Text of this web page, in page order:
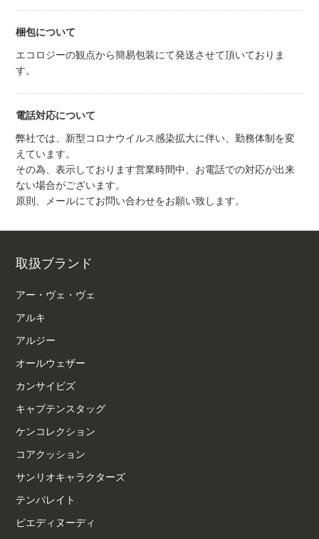
梱包について
エコロジーの観点から簡易包装にて発送させて頂いておりま
す。
電話対応について
弊社では、新型コロナウイルス感染拡大に伴い、勤務体制を変
えています。
その為、表示しております営業時間中、お電話での対応が出来
ない場合がございます。
原則、メールにてお問い合わせをお願い致します。
取扱ブランド
アー・ヴェ・ヴェ
アルキ
アルジー
オールウェザー
カンサイビズ
キャプテンスタッグ
ケンコレクション
コアクッション
サンリオキャラクターズ
テンパレイト
ピエディヌーディ